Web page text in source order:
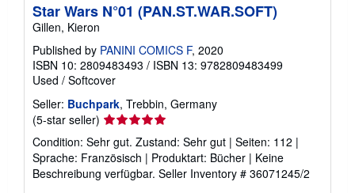
Star Wars N°01 (PAN.ST.WAR.SOFT)
Gillen, Kieron
Published by PANINI COMICS F, 2020
ISBN 10: 2809483493 / ISBN 13: 9782809483499
Used / Softcover
Seller: Buchpark, Trebbin, Germany
(5-star seller) Seller
rating
5
out
of
Condition: Sehr gut. Zustand: Sehr gut | Seiten: 112 |
Sprache: Französisch | Produktart: Bücher | Keine
Beschreibung verfügbar. Seller Inventory # 36071245/2